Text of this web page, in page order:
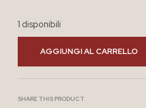
1 disponibili
AGGIUNGI AL CARRELLO
SHARE THIS PRODUCT